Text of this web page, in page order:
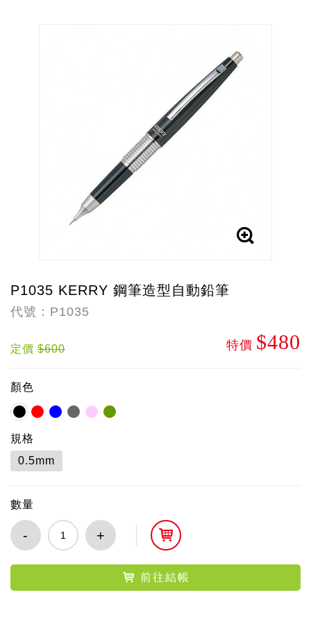
P1035 KERRY 鋼筆造型自動鉛筆
代號：P1035
定價 $600 特價 $480
顏色
規格
0.5mm
數量
- +
前往結帳